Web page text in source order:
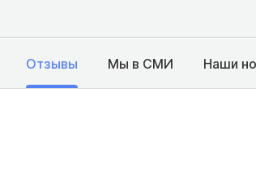
Отзывы Мы в СМИ Наши